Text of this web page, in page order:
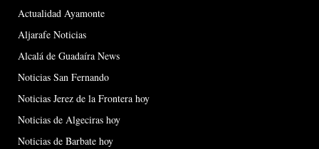
Actualidad Ayamonte
Aljarafe Noticias
Alcalá de Guadaíra News
Noticias San Fernando
Noticias Jerez de la Frontera hoy
Noticias de Algeciras hoy
Noticias de Barbate hoy